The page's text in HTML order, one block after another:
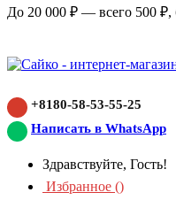
До 20 000 ₽ — всего 500 ₽,
+8180-58-53-55-25
Написать в WhatsApp
Здравствуйте, Гость!
Избранное ()